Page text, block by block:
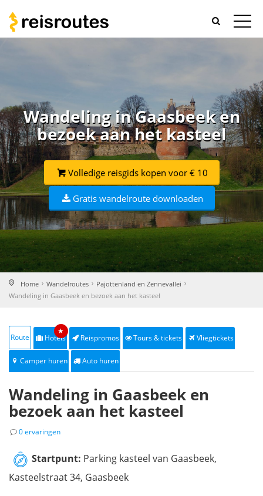
Wandeling in Gaasbeek en
bezoek aan het kasteel
Volledige reisgids kopen voor € 10
Gratis wandelroute downloaden
Home Wandelroutes
Pajottenland en Zennevallei
Wandeling in Gaasbeek en bezoek aan het kasteel
Route Hotels
★
Reispromos Tours & tickets Vliegtickets
Camper huren Auto huren
Wandeling in Gaasbeek en
bezoek aan het kasteel
0 ervaringen
Startpunt: Parking kasteel van Gaasbeek,
Kasteelstraat 34, Gaasbeek